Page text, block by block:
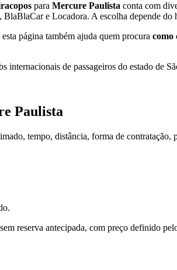
para Mercure Paulista conta com
e Locadora. A escolha depende do
esta página também ajuda quem procura como
internacionais de passageiros do estado de
Paulista
tempo, distância, forma de contratação,
reserva antecipada, com preço definido